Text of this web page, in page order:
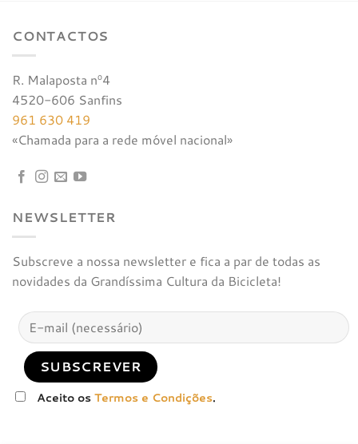
CONTACTOS
R. Malaposta nº4
4520-606 Sanfins
961 630 419
«Chamada para a rede móvel nacional»
NEWSLETTER
Subscreve a nossa newsletter e fica a par de todas as
novidades da Grandíssima Cultura da Bicicleta!
Aceito osTermos e Condições.